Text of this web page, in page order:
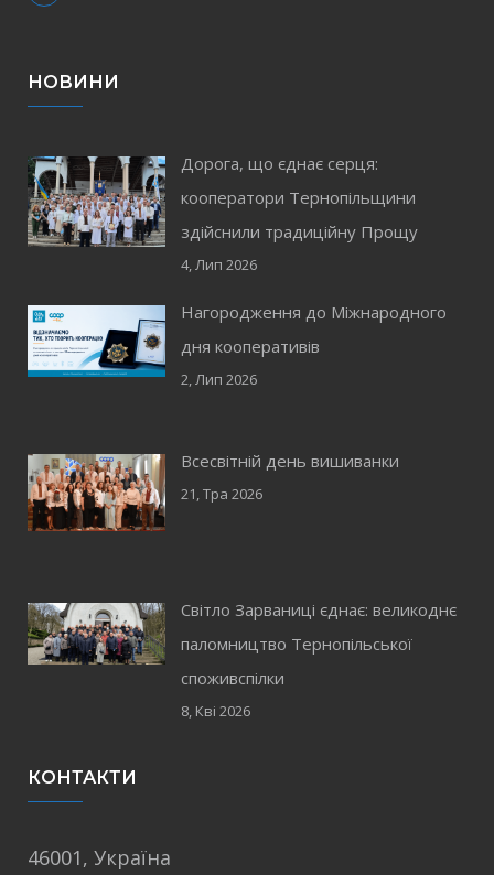
НОВИНИ
Дорога, що єднає серця:
кооператори Тернопільщини
здійснили традиційну Прощу
4, Лип 2026
Нагородження до Міжнародного
дня кооперативів
2, Лип 2026
Всесвітній день вишиванки
21, Тра 2026
Світло Зарваниці єднає: великоднє
паломництво Тернопільської
споживспілки
8, Кві 2026
КОНТАКТИ
46001, Україна